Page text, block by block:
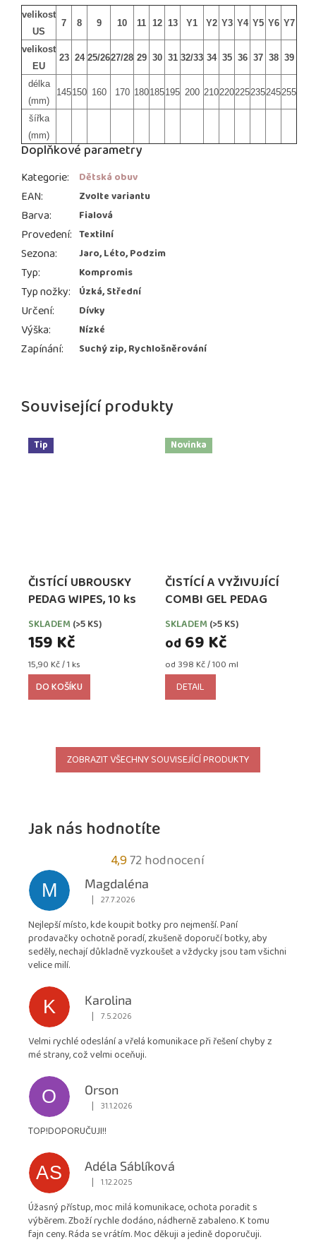
Související produkty
Tip
ČISTÍCÍ UBROUSKY
PEDAG WIPES, 10 ks
SKLADEM (>5 KS)
159 Kč
Měrná
cena:
15,90 Kč / 1 ks
DO KOŠÍKU
Novinka
ČISTÍCÍ A VYŽIVUJÍCÍ
COMBI GEL PEDAG
SKLADEM (>5 KS)
od 69 Kč
Měrná
cena:
od 398 Kč / 100 ml
DETAIL
ZOBRAZIT VŠECHNY SOUVISEJÍCÍ PRODUKTY
velikost
US
7 8 9 10 11 12 13 Y1 Y2 Y3 Y4 Y5 Y6 Y7
velikost
EU
23 24 25/2627/28 29 30 31 32/33 34 35 36 37 38 39
délka
(mm)
145150 160 170 180185195 200 210220225235245255
šířka
(mm)
Doplňkové parametry
Kategorie: Dětská obuv
EAN: Zvolte variantu
Barva: Fialová
Provedení: Textilní
Sezona: Jaro, Léto, Podzim
Typ: Kompromis
Typ nožky: Úzká, Střední
Určení: Dívky
Výška: Nízké
Zapínání: Suchý zip, Rychlošněrování
Jak nás hodnotíte
4,9Průměrné
hodnocení
obchodu
4,9
z
72 hodnocení
M
Magdaléna
Hodnocení obchodu je 5 z 5 hvězdiček.
| 27.7.2026
Nejlepší místo, kde koupit botky pro nejmenší. Paní
prodavačky ochotně poradí, zkušeně doporučí botky, aby
seděly, nechají důkladně vyzkoušet a vždycky jsou tam všichni
velice milí.
K
Karolina
Hodnocení obchodu je 5 z 5 hvězdiček.
| 7.5.2026
Velmi rychlé odeslání a vřelá komunikace při řešení chyby z
mé strany, což velmi oceňuji.
O
Orson
Hodnocení obchodu je 5 z 5 hvězdiček.
| 31.1.2026
TOP!DOPORUČUJI!!
AS
Adéla Sáblíková
Hodnocení obchodu je 5 z 5 hvězdiček.
| 1.12.2025
Úžasný přístup, moc milá komunikace, ochota poradit s
výběrem. Zboží rychle dodáno, nádherně zabaleno. K tomu
fajn ceny. Ráda se vrátím. Moc děkuji a jedině doporučuji.